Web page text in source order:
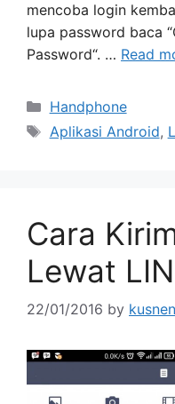
mencoba login
lupa password baca
Password“. … Read
Categories
Handphone
Tags
Aplikasi Android,
Cara
Lewat
22/01/2016 by